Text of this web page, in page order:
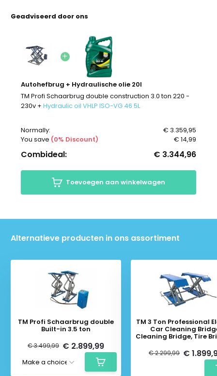
Geadviseerd door ons
Autohefbrug + Hydraulische olie 20l
TM Profi Schaarbrug double construction 3.0 ton 220 -
230v + Hydraulic oil VHLP ISO-VG 46 5L
Normally:
€ 3.359,95
You save (0% Discount) € 14,99
Combideal: € 3.344,96
Toevoegen aan winkelwagen
Alternatieve producten in ons assortiment
TM Profi Schaarbrug double
Built-in 3.5 ton
€ 3.499,99 € 2.899,99
TM 3 Ton Professional
Car Cleaning
Cleaning Bridge, Tire
€ 2.299,99 €